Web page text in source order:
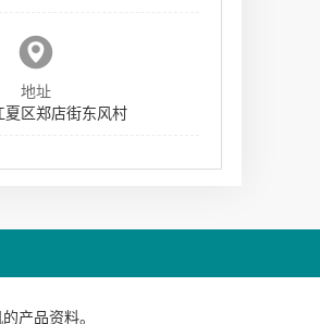
地址
夏区郑店街东风村
的产品资料。